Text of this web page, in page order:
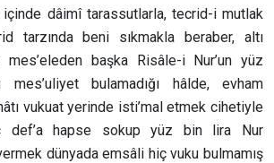
dâimî tarassutlarla, tecrid-i mutlak
tarzında beni sıkmakla beraber, altı
başka Risâle-i Nur’un yüz
mes’uliyet bulamadığı hâlde, evham
vukuat yerinde isti’mal etmek cihetiyle
def’a hapse sokup yüz bin lira Nur
dünyada emsâli hiç vuku bulmamış